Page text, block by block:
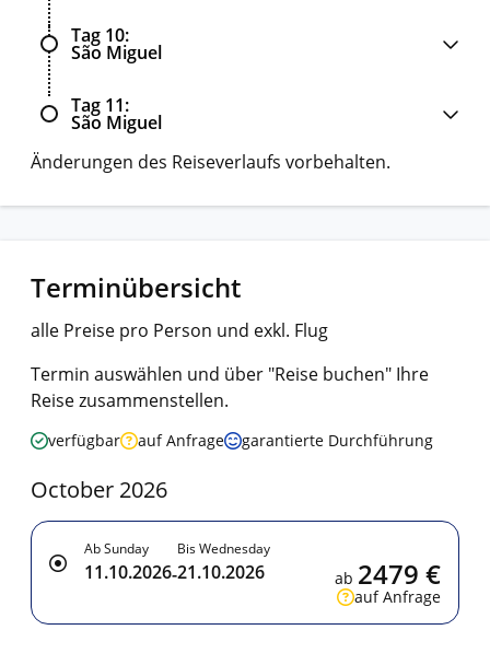
Tag 10
São Miguel
Tag 11
São Miguel
Änderungen des Reiseverlaufs vorbehalten.
Terminübersicht
alle Preise pro Person und exkl. Flug
Termin auswählen und über "Reise buchen" Ihre
Reise zusammenstellen.
verfügbar auf Anfrage garantierte Durchführung
October 2026
Ab Sunday
11.10.2026-
Bis Wednesday
21.10.2026
auf Anfrage
ab 2479 €